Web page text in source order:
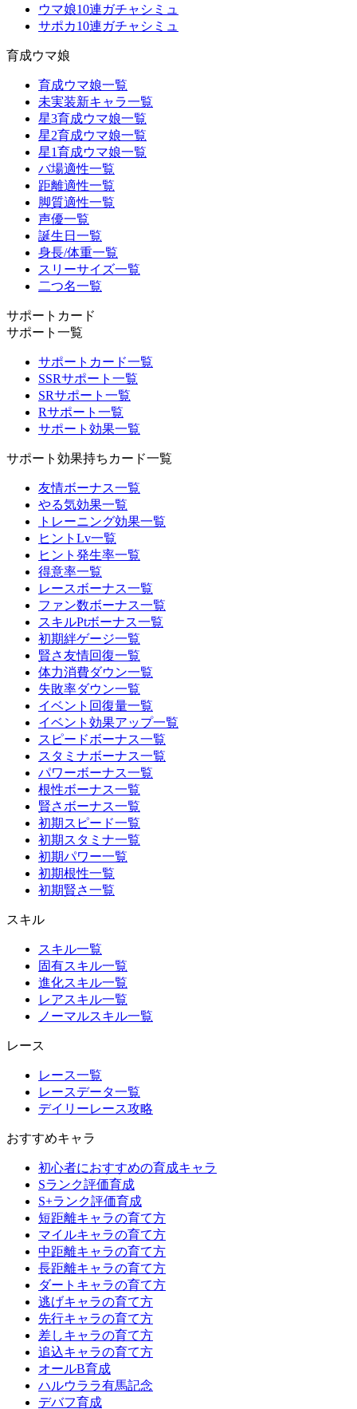
ウマ娘10連ガチャシミュ
サポカ10連ガチャシミュ
育成ウマ娘
育成ウマ娘一覧
未実装新キャラ一覧
星3育成ウマ娘一覧
星2育成ウマ娘一覧
星1育成ウマ娘一覧
バ場適性一覧
距離適性一覧
脚質適性一覧
声優一覧
誕生日一覧
身長/体重一覧
スリーサイズ一覧
二つ名一覧
サポートカード
サポート一覧
サポートカード一覧
SSRサポート一覧
SRサポート一覧
Rサポート一覧
サポート効果一覧
サポート効果持ちカード一覧
友情ボーナス一覧
やる気効果一覧
トレーニング効果一覧
ヒントLv一覧
ヒント発生率一覧
得意率一覧
レースボーナス一覧
ファン数ボーナス一覧
スキルPtボーナス一覧
初期絆ゲージ一覧
賢さ友情回復一覧
体力消費ダウン一覧
失敗率ダウン一覧
イベント回復量一覧
イベント効果アップ一覧
スピードボーナス一覧
スタミナボーナス一覧
パワーボーナス一覧
根性ボーナス一覧
賢さボーナス一覧
初期スピード一覧
初期スタミナ一覧
初期パワー一覧
初期根性一覧
初期賢さ一覧
スキル
スキル一覧
固有スキル一覧
進化スキル一覧
レアスキル一覧
ノーマルスキル一覧
レース
レース一覧
レースデータ一覧
デイリーレース攻略
おすすめキャラ
初心者におすすめの育成キャラ
Sランク評価育成
S+ランク評価育成
短距離キャラの育て方
マイルキャラの育て方
中距離キャラの育て方
長距離キャラの育て方
ダートキャラの育て方
逃げキャラの育て方
先行キャラの育て方
差しキャラの育て方
追込キャラの育て方
オールB育成
ハルウララ有馬記念
デバフ育成